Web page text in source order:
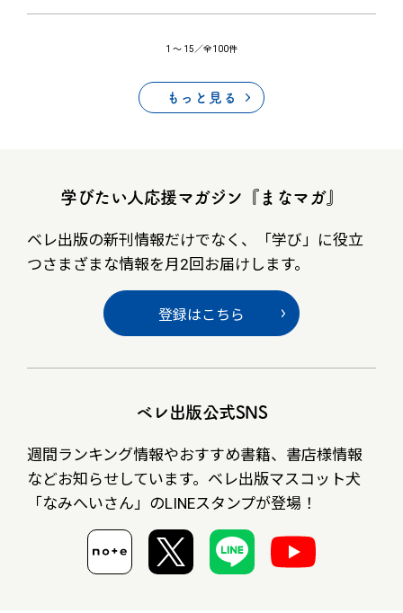
1 〜 15 ／全100件
もっと見る
学びたい人応援マガジン『まなマガ』
ベレ出版の新刊情報だけでなく、
「学び」に役立
つさまざまな情報を月2回お届けします。
登録はこちら
ベレ出版公式SNS
週間ランキング情報やおすすめ書籍、書店様情報
などお知らせしています。ベレ出版マスコット犬
「なみへいさん」のLINEスタンプが登場！